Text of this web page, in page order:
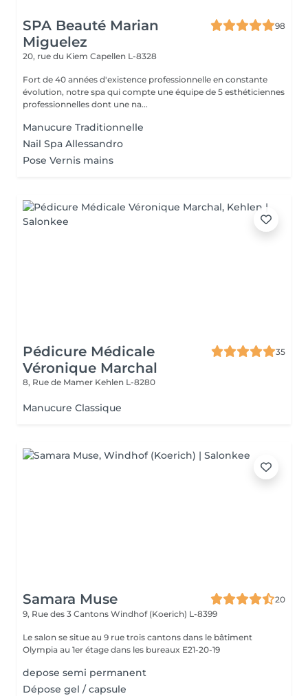
SPA Beauté Marian
Miguelez
98
20, rue du Kiem Capellen L-8328
Fort de 40 années d'existence professionnelle en constante
évolution, notre spa qui compte une équipe de 5 esthéticiennes
professionnelles dont une na...
Manucure Traditionnelle
Nail Spa Allessandro
Pose Vernis mains
Pédicure Médicale
Véronique Marchal
35
8, Rue de Mamer Kehlen L-8280
Manucure Classique
Samara Muse
20
9, Rue des 3 Cantons Windhof (Koerich) L-8399
Le salon se situe au 9 rue trois cantons dans le bâtiment
Olympia au 1er étage dans les bureaux E21-20-19
depose semi permanent
Dépose gel / capsule